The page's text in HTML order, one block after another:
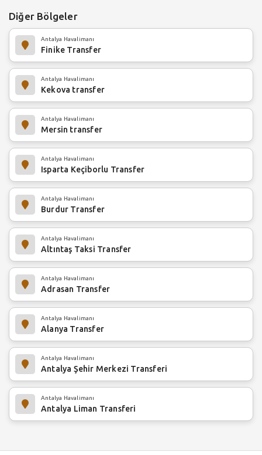
Diğer Bölgeler
Antalya Havalimanı
Finike Transfer
Antalya Havalimanı
Kekova transfer
Antalya Havalimanı
Mersin transfer
Antalya Havalimanı
Isparta Keçiborlu Transfer
Antalya Havalimanı
Burdur Transfer
Antalya Havalimanı
Altıntaş Taksi Transfer
Antalya Havalimanı
Adrasan Transfer
Antalya Havalimanı
Alanya Transfer
Antalya Havalimanı
Antalya Şehir Merkezi Transferi
Antalya Havalimanı
Antalya Liman Transferi